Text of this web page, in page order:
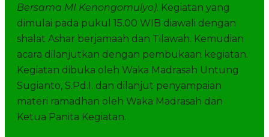
Bersama MI Kenongomulyo). Kegiatan yang
dimulai pada pukul 15.00 WIB diawali dengan
shalat Ashar berjamaah dan Tilawah. Kemudian
acara dilanjutkan dengan pembukaan kegiatan.
Kegiatan dibuka oleh Waka Madrasah Untung
Sugianto, S.Pd.I. dan dilanjut penyampaian
materi ramadhan oleh Waka Madrasah dan
Ketua Panita Kegiatan.